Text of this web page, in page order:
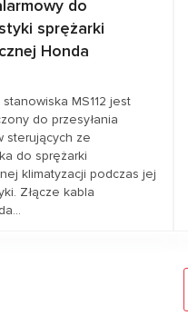
do
sprężarki
Honda
MS112 jest
do przesyłania
sterujących ze
do sprężarki
klimatyzacji podczas jej
Złącze kabla